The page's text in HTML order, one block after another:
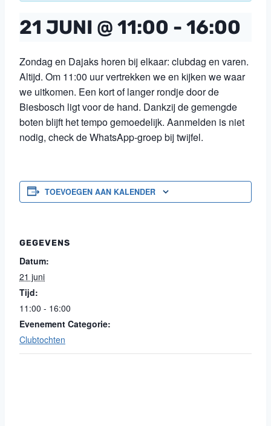
21 JUNI @ 11:00 - 16:00
Zondag en Dajaks horen bij elkaar: clubdag en varen.
Altijd. Om 11:00 uur vertrekken we en kijken we waar
we uitkomen. Een kort of langer rondje door de
Biesbosch ligt voor de hand. Dankzij de gemengde
boten blijft het tempo gemoedelijk. Aanmelden is niet
nodig, check de WhatsApp-groep bij twijfel.
TOEVOEGEN AAN KALENDER
GEGEVENS
Datum:
21 juni
Tijd:
11:00 - 16:00
Evenement Categorie:
Clubtochten